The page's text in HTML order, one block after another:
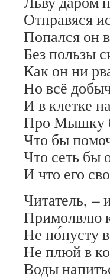
Отправяся
Попался он
Без пользы
Как он ни
Но всё
И в клетке
Про Мышку
Что бы
Что сеть бы
И что его
Читатель, –
Примолвлю
Не по́пусту
Не плюй в
Воды